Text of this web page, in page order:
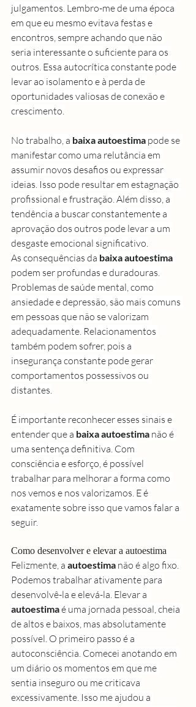
julgamentos. Lembro-me de uma época
em que eu mesmo evitava festas e
encontros, sempre achando que não
seria interessante o suficiente para os
outros. Essa autocrítica constante pode
levar ao isolamento e à perda de
oportunidades valiosas de conexão e
crescimento.
No trabalho, a baixa autoestima pode se
manifestar como uma relutância em
assumir novos desafios ou expressar
ideias. Isso pode resultar em estagnação
profissional e frustração. Além disso, a
tendência a buscar constantemente a
aprovação dos outros pode levar a um
desgaste emocional significativo.
As consequências da baixa autoestima
podem ser profundas e duradouras.
Problemas de saúde mental, como
ansiedade e depressão, são mais comuns
em pessoas que não se valorizam
adequadamente. Relacionamentos
também podem sofrer, pois a
insegurança constante pode gerar
comportamentos possessivos ou
distantes.
É importante reconhecer esses sinais e
entender que a baixa autoestima não é
uma sentença definitiva. Com
consciência e esforço, é possível
trabalhar para melhorar a forma como
nos vemos e nos valorizamos. E é
exatamente sobre isso que vamos falar a
seguir.
Como desenvolver e elevar a autoestima
Felizmente, a autoestima não é algo fixo.
Podemos trabalhar ativamente para
desenvolvê-la e elevá-la. Elevar a
autoestima é uma jornada pessoal, cheia
de altos e baixos, mas absolutamente
possível. O primeiro passo é a
autoconsciência. Comecei anotando em
um diário os momentos em que me
sentia inseguro ou me criticava
excessivamente. Isso me ajudou a